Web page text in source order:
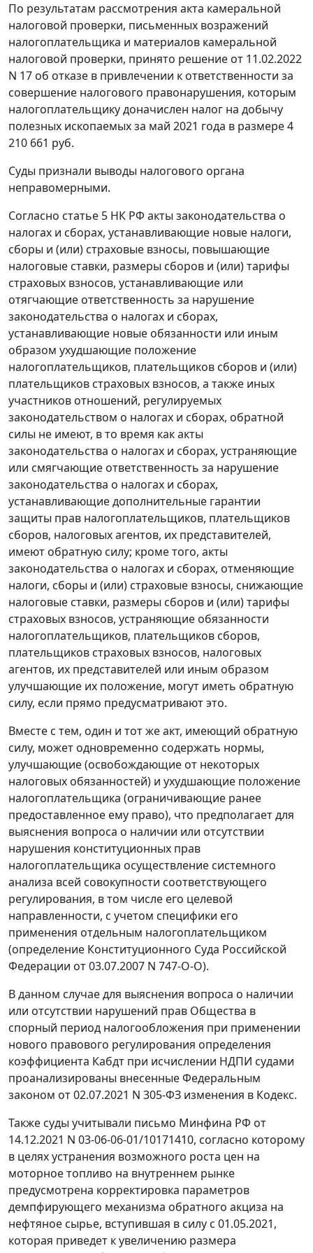
По результатам рассмотрения акта камеральной
налоговой проверки, письменных возражений
налогоплательщика и материалов камеральной
налоговой проверки, принято решение от 11.02.2022
N 17 об отказе в привлечении к ответственности за
совершение налогового правонарушения, которым
налогоплательщику доначислен налог на добычу
полезных ископаемых за май 2021 года в размере 4
210 661 руб.
Суды признали выводы налогового органа
неправомерными.
Согласно статье 5 НК РФ акты законодательства о
налогах и сборах, устанавливающие новые налоги,
сборы и (или) страховые взносы, повышающие
налоговые ставки, размеры сборов и (или) тарифы
страховых взносов, устанавливающие или
отягчающие ответственность за нарушение
законодательства о налогах и сборах,
устанавливающие новые обязанности или иным
образом ухудшающие положение
налогоплательщиков, плательщиков сборов и (или)
плательщиков страховых взносов, а также иных
участников отношений, регулируемых
законодательством о налогах и сборах, обратной
силы не имеют, в то время как акты
законодательства о налогах и сборах, устраняющие
или смягчающие ответственность за нарушение
законодательства о налогах и сборах,
устанавливающие дополнительные гарантии
защиты прав налогоплательщиков, плательщиков
сборов, налоговых агентов, их представителей,
имеют обратную силу; кроме того, акты
законодательства о налогах и сборах, отменяющие
налоги, сборы и (или) страховые взносы, снижающие
налоговые ставки, размеры сборов и (или) тарифы
страховых взносов, устраняющие обязанности
налогоплательщиков, плательщиков сборов,
плательщиков страховых взносов, налоговых
агентов, их представителей или иным образом
улучшающие их положение, могут иметь обратную
силу, если прямо предусматривают это.
Вместе с тем, один и тот же акт, имеющий обратную
силу, может одновременно содержать нормы,
улучшающие (освобождающие от некоторых
налоговых обязанностей) и ухудшающие положение
налогоплательщика (ограничивающие ранее
предоставленное ему право), что предполагает для
выяснения вопроса о наличии или отсутствии
нарушения конституционных прав
налогоплательщика осуществление системного
анализа всей совокупности соответствующего
регулирования, в том числе его целевой
направленности, с учетом специфики его
применения отдельным налогоплательщиком
(определение Конституционного Суда Российской
Федерации от 03.07.2007 N 747-О-О).
В данном случае для выяснения вопроса о наличии
или отсутствии нарушений прав Общества в
спорный период налогообложения при применении
нового правового регулирования определения
коэффициента Кабдт при исчислении НДПИ судами
проанализированы внесенные Федеральным
законом от 02.07.2021 N 305-ФЗ изменения в Кодекс.
Также суды учитывали письмо Минфина РФ от
14.12.2021 N 03-06-06-01/10171410, согласно которому
в целях устранения возможного роста цен на
моторное топливо на внутреннем рынке
предусмотрена корректировка параметров
демпфирующего механизма обратного акциза на
нефтяное сырье, вступившая в силу с 01.05.2021,
которая приведет к увеличению размера